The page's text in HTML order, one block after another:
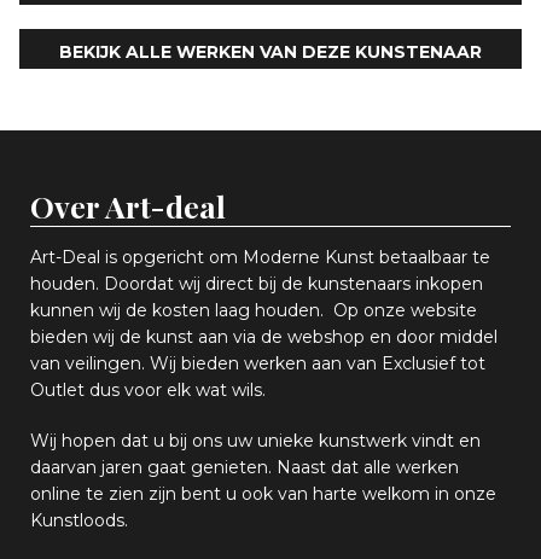
BEKIJK ALLE WERKEN VAN DEZE KUNSTENAAR
Over Art-deal
Art-Deal is opgericht om Moderne Kunst betaalbaar te
houden. Doordat wij direct bij de kunstenaars inkopen
kunnen wij de kosten laag houden. Op onze website
bieden wij de kunst aan via de webshop en door middel
van veilingen. Wij bieden werken aan van Exclusief tot
Outlet dus voor elk wat wils.
Wij hopen dat u bij ons uw unieke kunstwerk vindt en
daarvan jaren gaat genieten. Naast dat alle werken
online te zien zijn bent u ook van harte welkom in onze
Kunstloods.